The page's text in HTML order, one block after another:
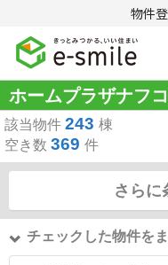
物件
ホームプラザナフ
該当物件 243 棟
空き数 369 件
さらに
チェックした物件を